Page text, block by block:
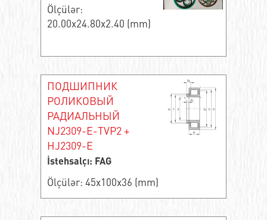
Ölçülər:
20.00x24.80x2.40 (mm)
ПОДШИПНИК
РОЛИКОВЫЙ
РАДИАЛЬНЫЙ
NJ2309-E-TVP2 +
HJ2309-E
İstehsalçı: FAG
Ölçülər: 45x100x36 (mm)